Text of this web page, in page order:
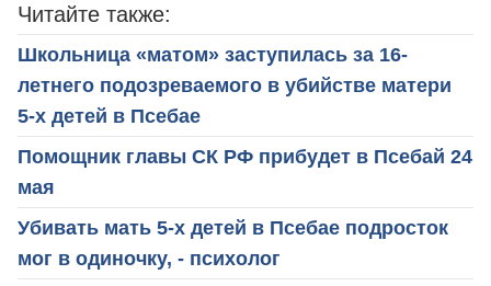
Читайте также:
Школьница «матом» заступилась за 16-
летнего подозреваемого в убийстве матери
5-х детей в Псебае
Помощник главы СК РФ прибудет в Псебай 24
мая
Убивать мать 5-х детей в Псебае подросток
мог в одиночку, - психолог